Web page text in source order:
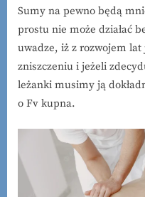
Sumy na pewno będą
prostu nie może działać
uwadze, iż z rozwojem lat
zniszczeniu i jeżeli
leżanki musimy ją
o Fv kupna.